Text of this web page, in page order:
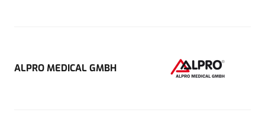
ALPRO MEDICAL GMBH